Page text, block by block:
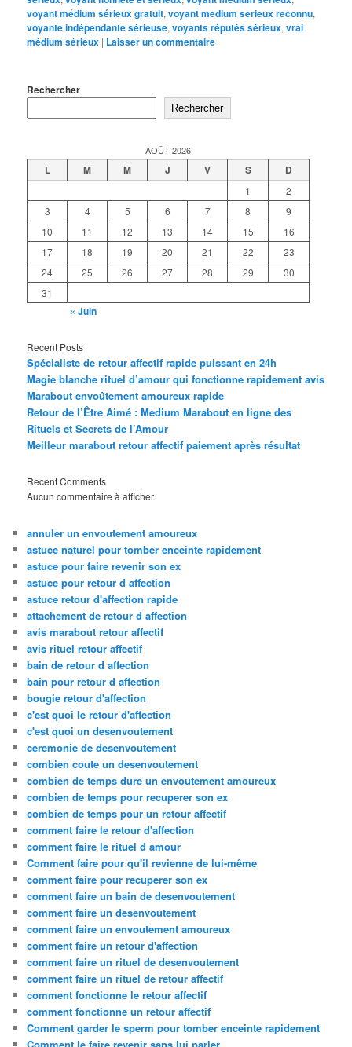
voyant médium sérieux gratuit,voyant medium serieux reconnu,
voyante indépendante sérieuse,voyants réputés sérieux,vrai
médium sérieux | Laisser un commentaire
Rechercher
Rechercher
AOÛT 2026
L M M J V S D
1
2
3
4 5 6 7 8
9
10
11 12 13 14 15
16
17
18 19 20 21 22
23
24
25 26 27 28 29
30
31
« Juin
Recent Posts
Spécialiste de retour affectif rapide puissant en 24h
Magie blanche rituel d’amour qui fonctionne rapidement avis
Marabout envoûtement amoureux rapide
Retour de l’Être Aimé : Medium Marabout en ligne des
Rituels et Secrets de l’Amour
Meilleur marabout retour affectif paiement après résultat
Recent Comments
Aucun commentaire à afficher.
annuler un envoutement amoureux
astuce naturel pour tomber enceinte rapidement
astuce pour faire revenir son ex
astuce pour retour d affection
astuce retour d'affection rapide
attachement de retour d affection
avis marabout retour affectif
avis rituel retour affectif
bain de retour d affection
bain pour retour d affection
bougie retour d'affection
c'est quoi le retour d'affection
c'est quoi un desenvoutement
ceremonie de desenvoutement
combien coute un desenvoutement
combien de temps dure un envoutement amoureux
combien de temps pour recuperer son ex
combien de temps pour un retour affectif
comment faire le retour d'affection
comment faire le rituel d amour
Comment faire pour qu'il revienne de lui-même
comment faire pour recuperer son ex
comment faire un bain de desenvoutement
comment faire un desenvoutement
comment faire un envoutement amoureux
comment faire un retour d'affection
comment faire un rituel de desenvoutement
comment faire un rituel de retour affectif
comment fonctionne le retour affectif
comment fonctionne un retour affectif
Comment garder le sperm pour tomber enceinte rapidement